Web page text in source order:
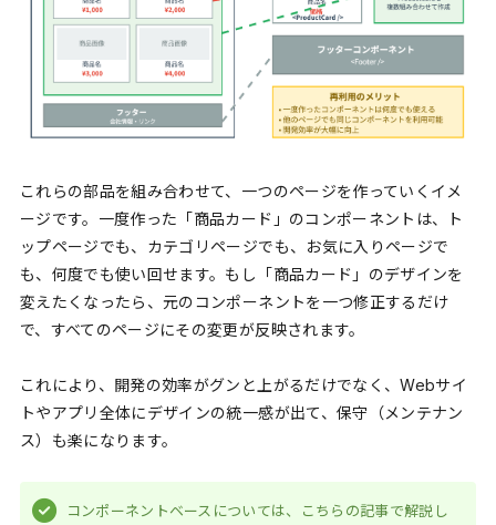
これらの部品を組み合わせて、一つのページを作っていくイメ
ージです。一度作った「商品カード」のコンポーネントは、ト
ップページでも、カテゴリページでも、お気に入りページで
も、何度でも使い回せます。もし「商品カード」のデザインを
変えたくなったら、元のコンポーネントを一つ修正するだけ
で、すべてのページにその変更が反映されます。
これにより、開発の効率がグンと上がるだけでなく、Webサイ
トやアプリ全体にデザインの統一感が出て、保守（メンテナン
ス）も楽になります。
コンポーネントベースについては、こちらの記事で解説し